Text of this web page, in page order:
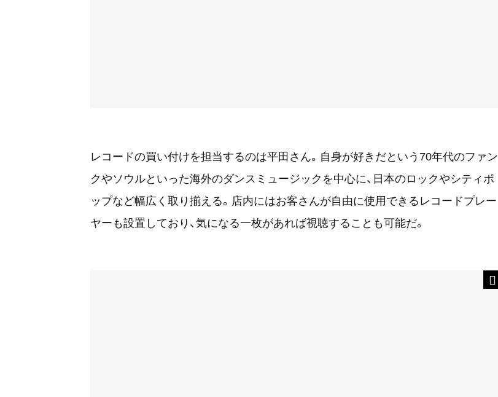
レコードの買い付けを担当するのは平田さん。自身が好きだという70年代のファン
クやソウルといった海外のダンスミュージックを中心に、日本のロックやシティポ
ップなど幅広く取り揃える。店内にはお客さんが自由に使用できるレコードプレー
ヤーも設置しており、気になる一枚があれば視聴することも可能だ。